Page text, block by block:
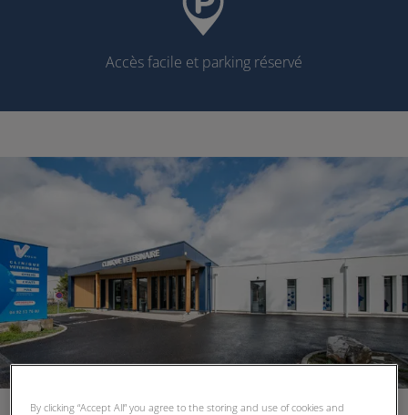
Accès facile et parking réservé
By clicking “Accept All” you agree to the storing and use of cookies and